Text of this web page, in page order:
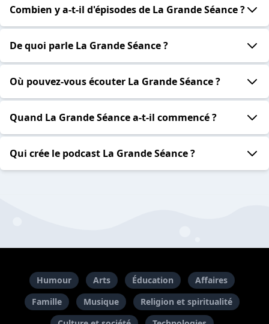
Combien y a-t-il d'épisodes de La Grande Séance ?
De quoi parle La Grande Séance ?
Où pouvez-vous écouter La Grande Séance ?
Quand La Grande Séance a-t-il commencé ?
Qui crée le podcast La Grande Séance ?
Humour Arts Éducation
Affaires
Famille
Musique
Religion et spiritualité